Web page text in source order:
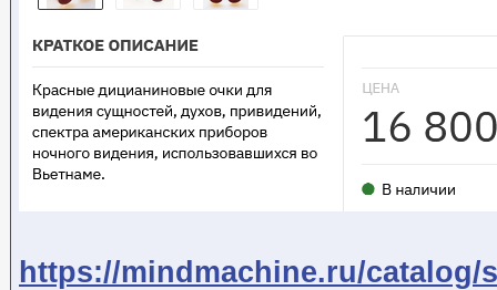
https://mindmachine.ru/catalog/